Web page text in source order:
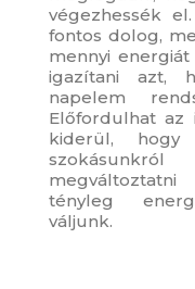
végezhessék
fontos dolog,
mennyi
igazítani azt,
napelem
Előfordulhat az
kiderül, hogy
tényleg
váljunk.